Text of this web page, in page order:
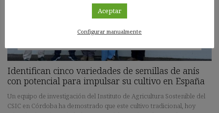
Identifican cinco variedades de semillas de anís
con potencial para impulsar su cultivo en España
Un equipo de investigación del Instituto de Agricultura Sostenible del
CSIC en Córdoba ha demostrado que este cultivo tradicional, hoy
Aceptar
Configurar manualmente